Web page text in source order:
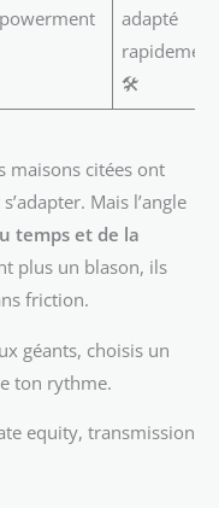
adapté
rapidement
🛠️
maisons citées ont
Mais l’angle
temps et de la
plus un blason, ils
friction.
géants, choisis un
ton rythme.
equity, transmission